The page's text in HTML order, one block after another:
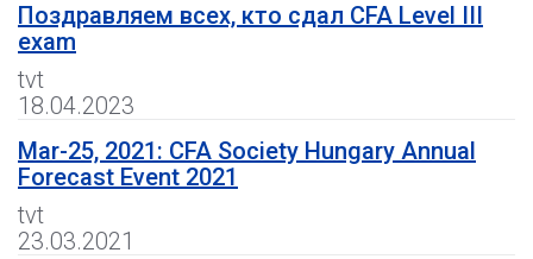
Поздравляем всех, кто сдал CFA Level III
exam
tvt
18.04.2023
Mar-25, 2021: CFA Society Hungary Annual
Forecast Event 2021
tvt
23.03.2021